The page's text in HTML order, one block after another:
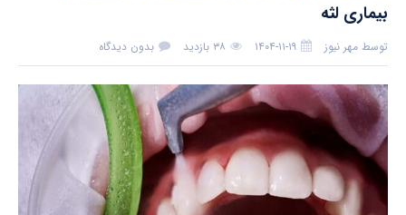
بیماری لثه
توسط مهر نیوز ۱۴۰۴-۱۱-۱۹ ۳۸ بازدید بدون دیدگاه